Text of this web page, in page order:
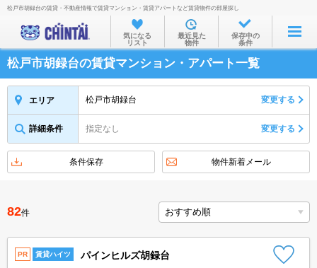
お部屋を探す
沿線・駅から
住所から
物件特集から
不動産会社から
TOP
松戸市胡録台の賃貸・不動産情報で賃貸マンション・賃貸アパートなど賃貸物件の部屋探し
気になる
リスト
最近見た
物件
保存中の
条件
松戸市胡録台の賃貸マンション・アパート一覧
エリア 松戸市胡録台 変更する
詳細条件 指定なし 変更する
条件保存 物件新着メール
82件
PR 賃貸ハイツ パインヒルズ胡録台